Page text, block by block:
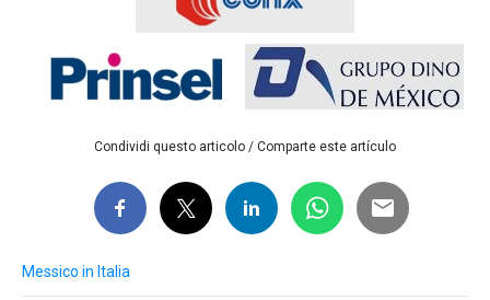
Condividi questo articolo / Comparte este artículo
Messico in Italia